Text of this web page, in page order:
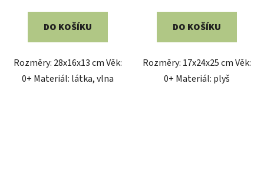
DO KOŠÍKU
Rozměry: 28x16x13 cm Věk:
0+ Materiál: látka, vlna
DO KOŠÍKU
Rozměry: 17x24x25 cm Věk:
0+ Materiál: plyš